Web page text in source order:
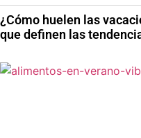
¿Cómo huelen las
que definen las